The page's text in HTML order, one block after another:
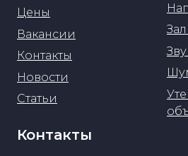
Цены
Вакансии
Контакты
Новости
Статьи
Контакты